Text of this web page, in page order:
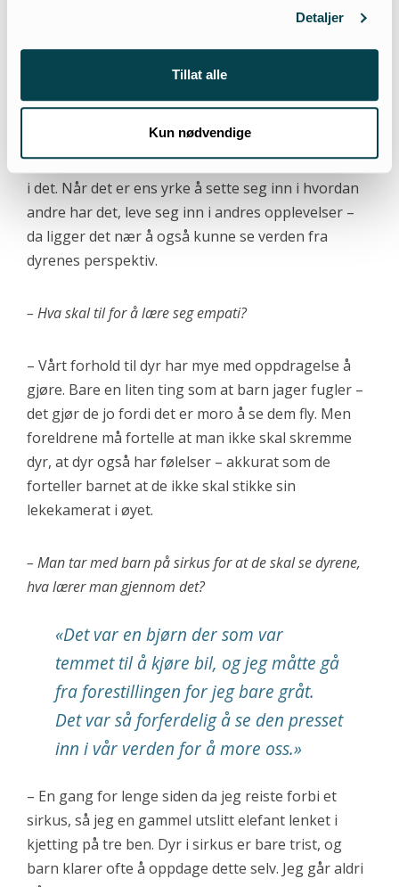
Detaljer
Tillat alle
Kun nødvendige
står frem med at de har vært i Afrika og skutt løver
hører sammen?
– Jeg har ikke tenkt på det, men det er kanskje noe
i det. Når det er ens yrke å sette seg inn i hvordan
andre har det, leve seg inn i andres opplevelser –
da ligger det nær å også kunne se verden fra
dyrenes perspektiv.
– Hva skal til for å lære seg empati?
– Vårt forhold til dyr har mye med oppdragelse å
gjøre. Bare en liten ting som at barn jager fugler –
det gjør de jo fordi det er moro å se dem fly. Men
foreldrene må fortelle at man ikke skal skremme
dyr, at dyr også har følelser – akkurat som de
forteller barnet at de ikke skal stikke sin
lekekamerat i øyet.
– Man tar med barn på sirkus for at de skal se dyrene,
hva lærer man gjennom det?
«Det var en bjørn der som var
temmet til å kjøre bil, og jeg måtte gå
fra forestillingen for jeg bare gråt.
Det var så forferdelig å se den presset
inn i vår verden for å more oss.»
– En gang for lenge siden da jeg reiste forbi et
sirkus, så jeg en gammel utslitt elefant lenket i
kjetting på tre ben. Dyr i sirkus er bare trist, og
barn klarer ofte å oppdage dette selv. Jeg går aldri